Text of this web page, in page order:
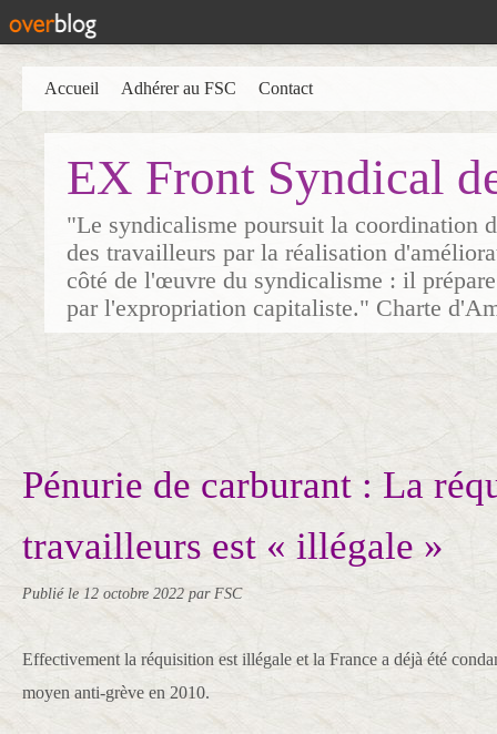
EX Front Syndical
"Le syndicalisme poursuit la coordination
des travailleurs par la réalisation
côté de l'œuvre du syndicalisme : il
par l'expropriation capitaliste." Charte
Accueil Adhérer au FSC Contact
Pénurie de carburant : La
travailleurs est « illégale »
Publié le 12 octobre 2022 par FSC
Effectivement la réquisition est illégale et la France a déjà été
moyen anti-grève en 2010.